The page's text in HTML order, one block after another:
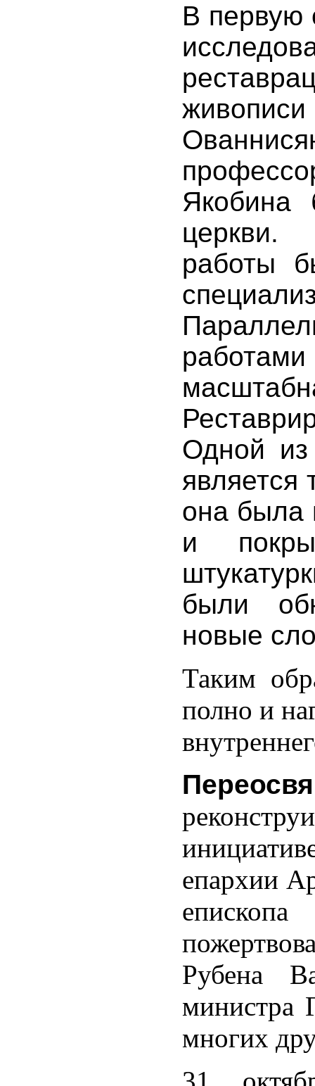
В первую
Якобина
церкви.
работы
Одной из
является
она была
и
были
новые
Таким
полно и
епархии
Рубена
министра
многих